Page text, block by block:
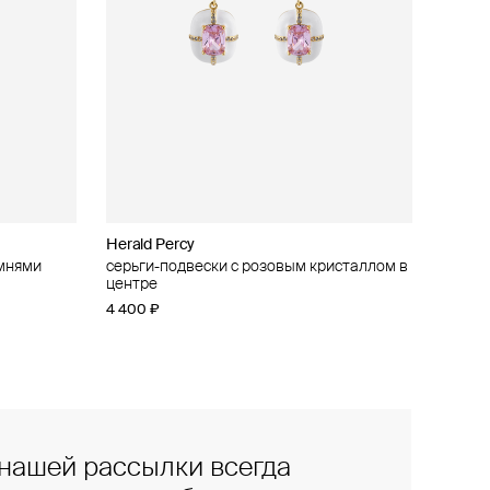
Herald Percy
серьги-подвески с розовым кристаллом в
центре
4 400 ₽
рассылки всегда